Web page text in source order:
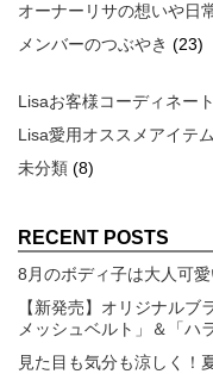
オーナーリサの想いや日
メンバーのつぶやき (23)
Lisaお客様コーディネー
Lisa愛用オススメアイテム
未分類 (8)
RECENT POSTS
8月のボディ子は大人可
【新発売】オリジナル
メッシュベルト」＆「ハ
見た目も気分も涼しく！